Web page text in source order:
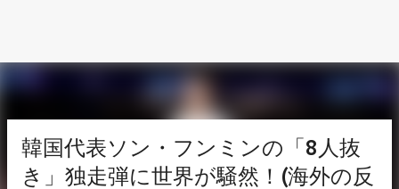
韓国代表ソン・フンミンの「8人抜
き」独走弾に世界が騒然！(海外の反